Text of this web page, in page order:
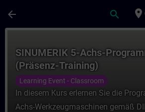
arrow_back search place
SINUMERIK 5-Achs-
(Präsenz-Training)
Learning Event - Classroom
In diesem Kurs erlernen Sie die
Achs-Werkzeugmaschinen gemäß